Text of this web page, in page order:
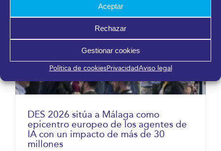
Aceptar
Rechazar
Gestionar cookies
Política de cookiesPrivacidadAviso legal
DES 2026 sitúa a Málaga como
epicentro europeo de los agentes de
IA con un impacto de más de 30
millones